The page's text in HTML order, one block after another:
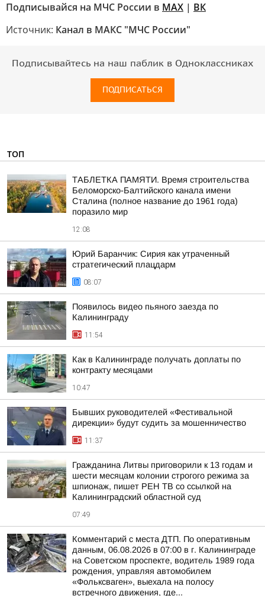
Подписывайся на МЧС России в MAX | ВК
Источник: Канал в МАКС "МЧС России"
Подписывайтесь на наш паблик в Одноклассниках
ПОДПИСАТЬСЯ
ТОП
ТАБЛЕТКА ПАМЯТИ. Время строительства
Беломорско-Балтийского канала имени
Сталина (полное название до 1961 года)
поразило мир
12:08
Юрий Баранчик: Сирия как утраченный
стратегический плацдарм
08:07
Появилось видео пьяного заезда по
Калининграду
11:54
Как в Калининграде получать доплаты по
контракту месяцами
10:47
Бывших руководителей «Фестивальной
дирекции» будут судить за мошенничество
11:37
Гражданина Литвы приговорили к 13 годам и
шести месяцам колонии строгого режима за
шпионаж, пишет РЕН ТВ со ссылкой на
Калининградский областной суд
07:49
Комментарий с места ДТП. По оперативным
данным, 06.08.2026 в 07:00 в г. Калининграде
на Советском проспекте, водитель 1989 года
рождения, управляя автомобилем
«Фольксваген», выехала на полосу
встречного движения, где...